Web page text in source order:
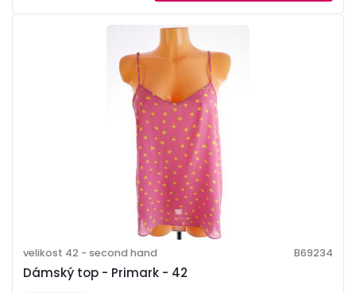
Dámský top - Primark - 42
velikost 42 - second hand B69234